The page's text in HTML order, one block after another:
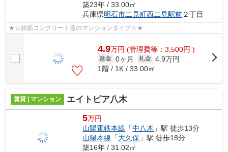
築23年 / 33.00㎡
兵庫県明石市二見町西二見駅前２丁目
★☆鉄筋コンクリート造のマンションタイプ☆★
4.9万円 (管理費等：3,500円 )
敷金 0ヶ月 礼金 4.9万円
1階 / 1K / 33.00㎡
賃貸 | マンション エイトピア八木
5万円
山陽電鉄本線 「中八木 」駅 徒歩13分
山陽本線 「大久保 」駅 徒歩18分
築16年 / 31.02㎡